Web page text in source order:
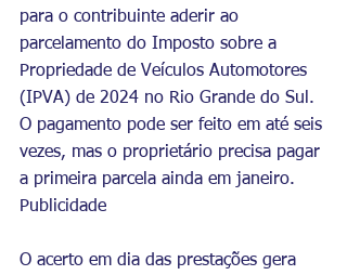
para o contribuinte aderir ao
parcelamento do Imposto sobre a
Propriedade de Veículos Automotores
(IPVA) de 2024 no Rio Grande do Sul.
O pagamento pode ser feito em até seis
vezes, mas o proprietário precisa pagar
a primeira parcela ainda em janeiro.
Publicidade
O acerto em dia das prestações gera